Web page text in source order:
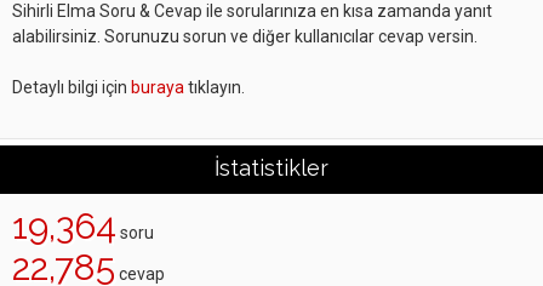
Sihirli Elma Soru & Cevap ile sorularınıza en kısa zamanda yanıt
alabilirsiniz. Sorunuzu sorun ve diğer kullanıcılar cevap versin.
Detaylı bilgi için buraya tıklayın.
İstatistikler
19,364 soru
22,785 cevap